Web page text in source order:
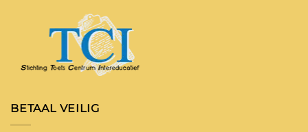
BETAAL VEILIG